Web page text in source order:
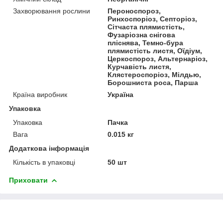
Захворювання рослини
Пероноспороз,
Ринхоспоріоз, Септоріоз,
Сітчаста плямистість,
Фузаріозна снігова
пліснява, Темно-бура
плямистість листя, Оїдіум,
Церкоспороз, Альтернаріоз,
Курчавість листя,
Клястероспоріоз, Мілдью,
Борошниста роса, Парша
Країна виробник
Україна
Упаковка
Упаковка
Пачка
Вага
0.015 кг
Додаткова інформація
Кількість в упаковці
50 шт
Приховати